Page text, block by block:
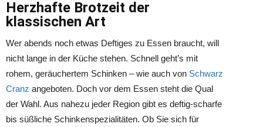
Herzhafte Brotzeit der
klassischen Art
Wer abends noch etwas Deftiges zu Essen braucht, will
nicht lange in der Küche stehen. Schnell geht’s mit
rohem, geräuchertem Schinken – wie auch von Schwarz
Cranz angeboten. Doch vor dem Essen steht die Qual
der Wahl. Aus nahezu jeder Region gibt es deftig-scharfe
bis süßliche Schinkenspezialitäten. Ob Sie sich für